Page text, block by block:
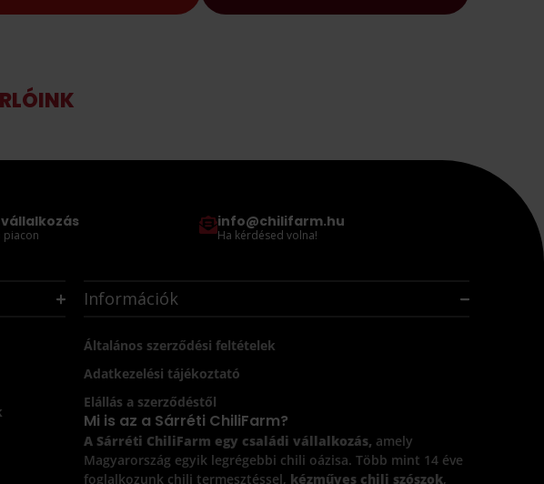
piacon
info@chilifarm.hu
Ha kérdésed volna!
Információk
Általános szerződési feltételek
Adatkezelési tájékoztató
Elállás a szerződéstől
Mi is az a Sárréti ChiliFarm?
A Sárréti ChiliFarm egy családi vállalkozás, amely
Magyarország egyik legrégebbi chili oázisa. Több mint 14 éve
foglalkozunk chili termesztéssel, kézműves chili szószok,